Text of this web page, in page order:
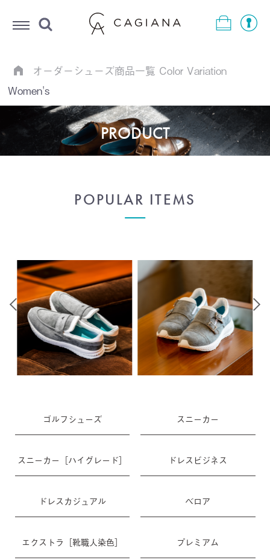
Menu
オーダーシューズ商品一覧 Color Variation
Women's
PRODUCT
POPULAR ITEMS
ゴルフシューズ スニーカー
スニーカー［ハイグレード］ ドレスビジネス
ドレスカジュアル ベロア
エクストラ［靴職人染色］ プレミアム